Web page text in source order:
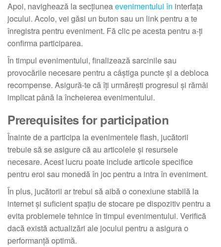
Apoi, navighează la secțiuneaevenimentului în interfața
jocului. Acolo, vei găsi un buton sau un link pentru a te
înregistra pentru eveniment. Fă clic pe acesta pentru a-ți
confirma participarea.
În timpul evenimentului, finalizează sarcinile sau
provocările necesare pentru a câștiga puncte și a debloca
recompense. Asigură-te că îți urmărești progresul și rămâi
implicat până la încheierea evenimentului.
Prerequisites for participation
Înainte de a participa la evenimentele flash, jucătorii
trebuie să se asigure că au articolele și resursele
necesare. Acest lucru poate include articole specifice
pentru eroi sau monedă în joc pentru a intra în eveniment.
În plus, jucătorii ar trebui să aibă o conexiune stabilă la
internet și suficient spațiu de stocare pe dispozitiv pentru a
evita problemele tehnice în timpul evenimentului. Verifică
dacă există actualizări ale jocului pentru a asigura o
performanță optimă.